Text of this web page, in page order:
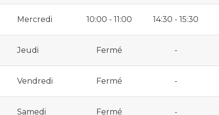
Mercredi 10:00 - 11:00 14:30 - 15:30
Jeudi Fermé -
Vendredi Fermé -
Samedi Fermé -